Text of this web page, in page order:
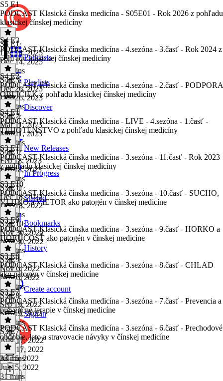
Podcasts
Playlists
Discover
New Releases
In Progress
Starred
Bookmarks
History
Create account
Sign in
S5 E1
PODCAST Klasická čínska medicína - S05E01 - Rok 2026 z pohľadu
klasickej čínskej medicíny
S5 E1·
Dec 14, 2025
Dec 14, 2025
28 mins
S4 E3
PODCAST Klasická čínska medicína - 4.sezóna - 3.časť - Rok 2024 z
pohľadu klasickej čínskej medicíny
S4 E3·
Dec 26, 2023
Dec 26, 2023
24 mins
S4 E2
PODCAST Klasická čínska medicína - 4.sezóna - 2.časť - PODPORA
OBLIČIEK z pohľadu klasickej čínskej medicíny
S4 E2·
Mar 11, 2023
Mar 11, 2023
32 mins
S4 E1
PODCAST Klasická čínska medicína - LIVE - 4.sezóna - 1.časť -
TEHOTENSTVO z pohľadu klasickej čínskej medicíny
S4 E1·
Feb 18, 2023
Feb 18, 2023
43 mins
S3 E11
PODCAST Klasická čínska medicína - 3.sezóna - 11.časť - Rok 2023
z pohľadu klasickej čínskej medicíny
S3 E11·
Dec 18, 2022
Dec 18, 2022
34 mins
S3 E10
PODCAST Klasická čínska medicína - 3.sezóna - 10.časť - SUCHO,
VLHKO a VIETOR ako patogén v čínskej medicíne
S3 E10·
Nov 30, 2022
Nov 30, 2022
37 mins
S3 E9
PODCAST Klasická čínska medicína - 3.sezóna - 9.časť - HORKO a
HORÚČOSŤ ako patogén v čínskej medicíne
S3 E9·
Nov 6, 2022
Nov 6, 2022
24 mins
S3 E8
PODCAST Klasická čínska medicína - 3.sezóna - 8.časť - CHLAD
ako patogén v čínskej medicíne
S3 E8·
Sep 19, 2022
Sep 19, 2022
25 mins
S3 E7
PODCAST Klasická čínska medicína - 3.sezóna - 7.časť - Prevencia a
prevenčné terapie v čínskej medicíne
S3 E7·
Aug 17, 2022
Aug 17, 2022
33 mins
PODCAST Klasická čínska medicína - 3.sezóna - 6.časť - Prechodové
obdobie, leto a stravovacie návyky v čínskej medicíne
Jul 15, 2022
Jul 15, 2022
31 mins